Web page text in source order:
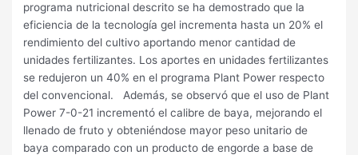
programa nutricional descrito se ha demostrado que la
eficiencia de la tecnología gel incrementa hasta un 20% el
rendimiento del cultivo aportando menor cantidad de
unidades fertilizantes. Los aportes en unidades fertilizantes
se redujeron un 40% en el programa Plant Power respecto
del convencional. Además, se observó que el uso de Plant
Power 7-0-21 incrementó el calibre de baya, mejorando el
llenado de fruto y obteniéndose mayor peso unitario de
baya comparado con un producto de engorde a base de